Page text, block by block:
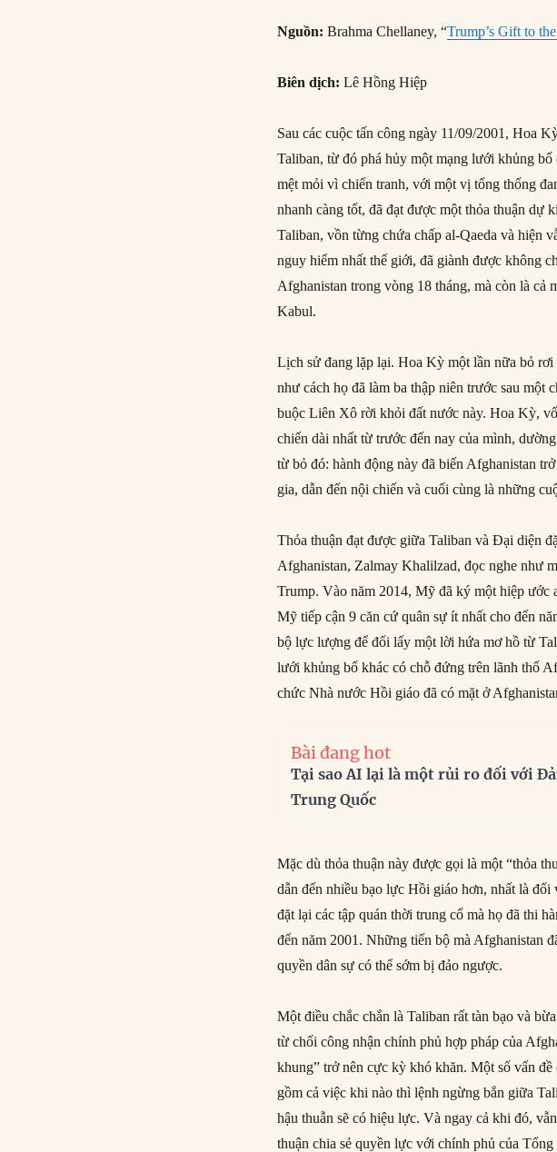
Nguồn:Brahma Chellaney, “Trump’s Gift to
Biên dịch:Lê Hồng Hiệp
Sau các cuộc tấn công ngày 11/09/2001, Hoa
Taliban, từ đó phá hủy một mạng lưới khủng
mệt mỏi vì chiến tranh, với một vị tổng thống
nhanh càng tốt, đã đạt được một thỏa thuận dự
Taliban, vồn từng chứa chấp al-Qaeda và hiện
nguy hiểm nhất thế giới, đã giành được không
Afghanistan trong vòng 18 tháng, mà còn là cả
Kabul.
Lịch sử đang lặp lại. Hoa Kỳ một lần nữa bỏ
như cách họ đã làm ba thập niên trước sau một
buộc Liên Xô rời khỏi đất nước này. Hoa Kỳ,
chiến dài nhất từ ​​trước đến nay của mình,
từ bỏ đó: hành động này đã biến Afghanistan
gia, dẫn đến nội chiến và cuối cùng là những
Thỏa thuận đạt được giữa Taliban và Đại diện
Afghanistan, Zalmay Khalilzad, đọc nghe như
Trump. Vào năm 2014, Mỹ đã ký một hiệp ước
Mỹ tiếp cận 9 căn cứ quân sự ít nhất cho đến
bộ lực lượng để đổi lấy một lời hứa mơ hồ từ
lưới khủng bố khác có chỗ đứng trên lãnh thổ
chức Nhà nước Hồi giáo đã có mặt ở
Bài đang hot
Tại sao AI lại là một rủi ro đối với
Trung Quốc
Mặc dù thỏa thuận này được gọi là một “thỏa
dẫn đến nhiều bạo lực Hồi giáo hơn, nhất là
đặt lại các tập quán thời trung cổ mà họ đã thi
đến năm 2001. Những tiến bộ mà Afghanistan
quyền dân sự có thể sớm bị đảo ngược.
Một điều chắc chắn là Taliban rất tàn bạo và
từ chối công nhận chính phủ hợp pháp của
khung” trở nên cực kỳ khó khăn. Một số vấn
gồm cả việc khi nào thì lệnh ngừng bắn giữa
hậu thuẫn sẽ có hiệu lực. Và ngay cả khi đó,
thuận chia sẻ quyền lực với chính phủ của